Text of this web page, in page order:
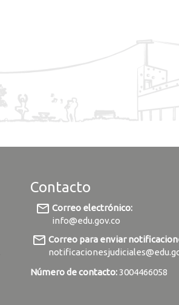
Contacto
mail_outline Correo electrónico:
info@edu.gov.co
mail_outline Correo para enviar
Número de contacto:3004466058